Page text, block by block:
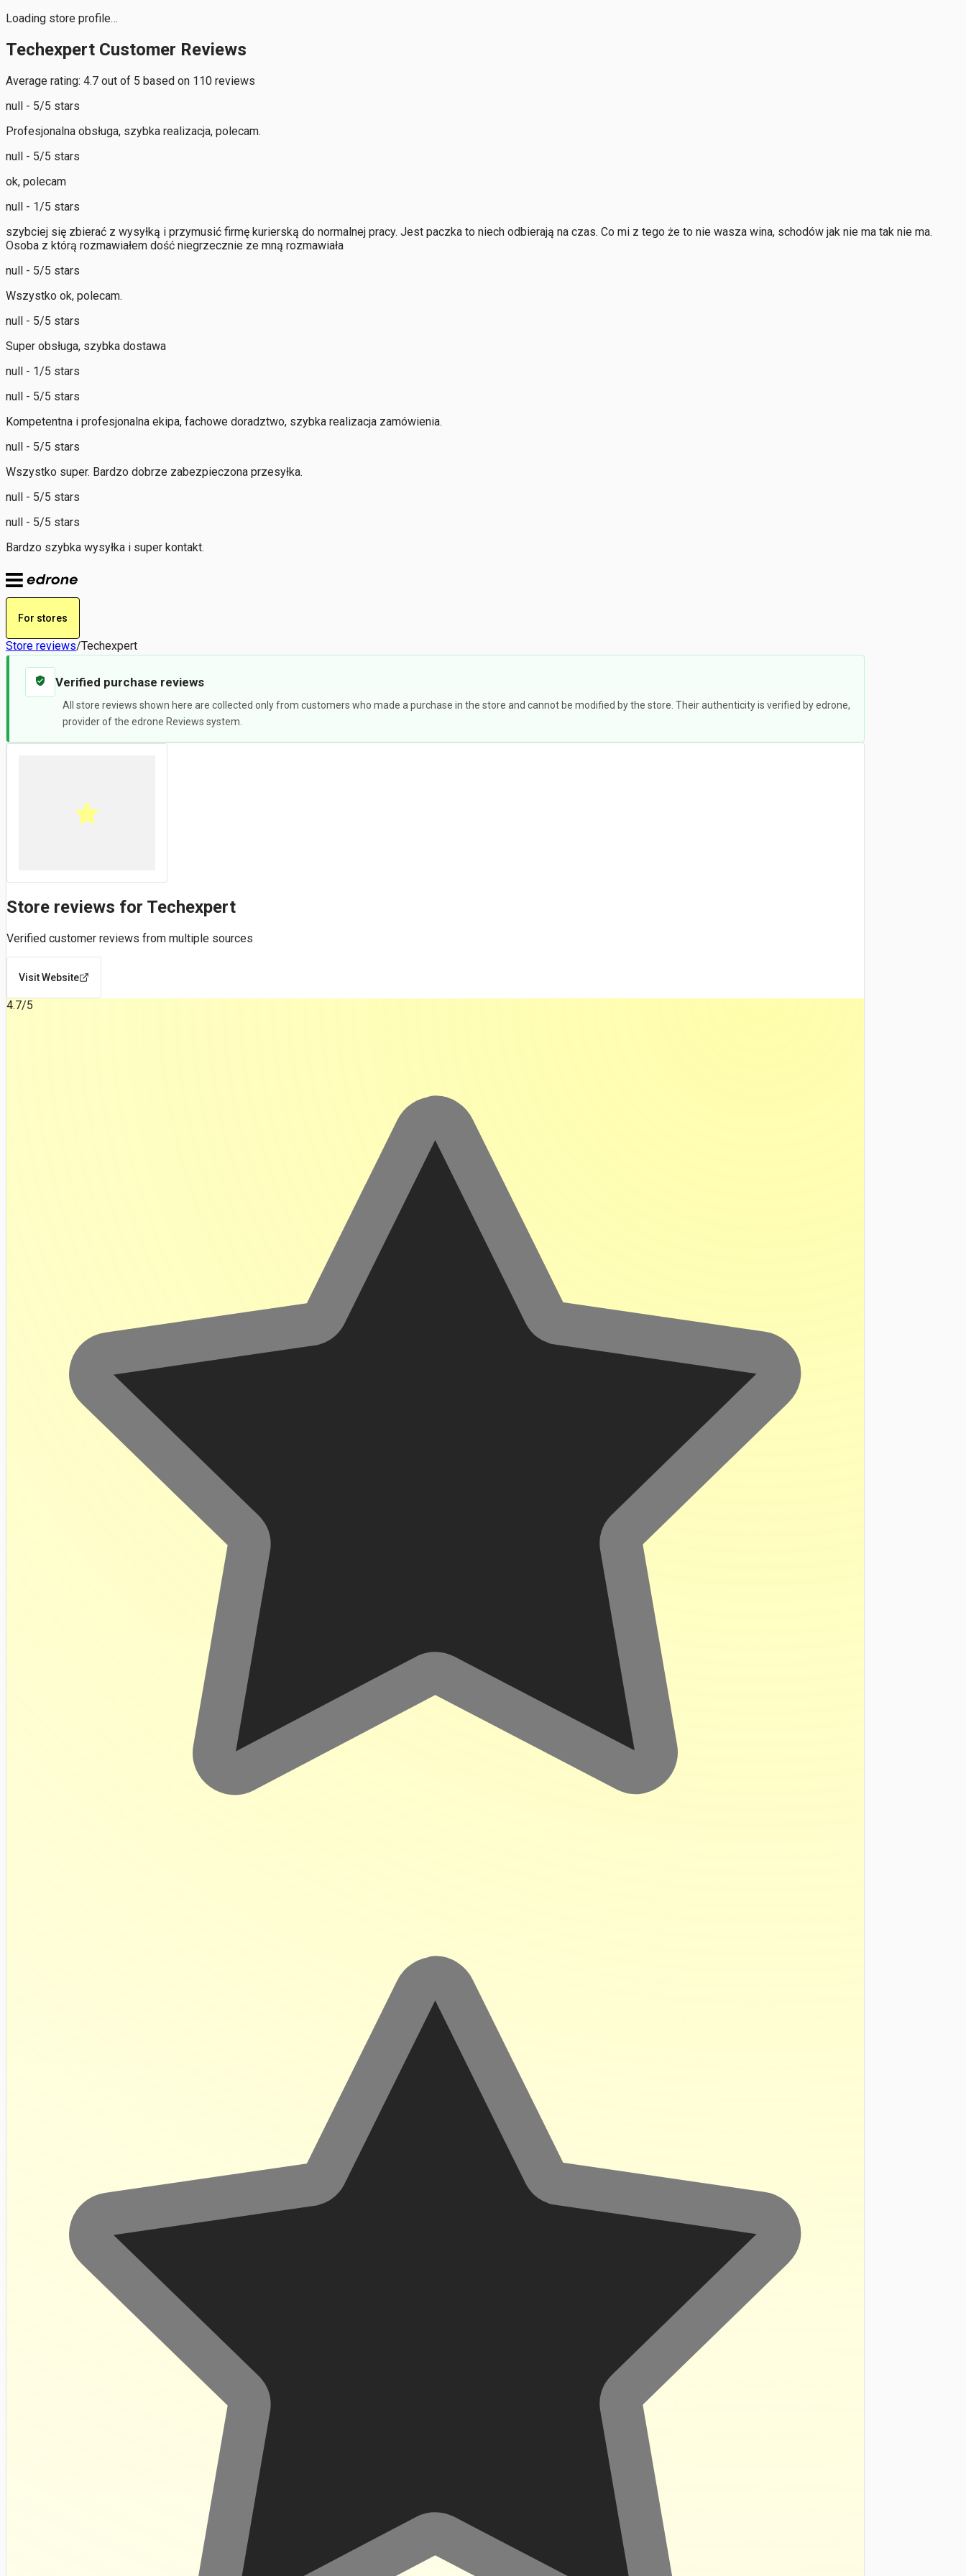
Loading store profile…
Techexpert Customer Reviews
Average rating: 4.7 out of 5 based on 110 reviews
null - 5/5 stars
Profesjonalna obsługa, szybka realizacja, polecam.
null - 5/5 stars
ok, polecam
null - 1/5 stars
szybciej się zbierać z wysyłką i przymusić firmę kurierską do normalnej pracy. Jest paczka to niech odbierają na czas. Co mi z tego że to nie wasza wina, schodów jak nie ma tak nie ma.
Osoba z którą rozmawiałem dość niegrzecznie ze mną rozmawiała
null - 5/5 stars
Wszystko ok, polecam.
null - 5/5 stars
Super obsługa, szybka dostawa
null - 1/5 stars
null - 5/5 stars
Kompetentna i profesjonalna ekipa, fachowe doradztwo, szybka realizacja zamówienia.
null - 5/5 stars
Wszystko super. Bardzo dobrze zabezpieczona przesyłka.
null - 5/5 stars
null - 5/5 stars
Bardzo szybka wysyłka i super kontakt.
For stores
Store reviews/Techexpert
Verified purchase reviews
All store reviews shown here are collected only from customers who made a purchase in the store and cannot be modified by the store. Their authenticity is verified by edrone,
provider of the edrone Reviews system.
Store reviews for Techexpert
Verified customer reviews from multiple sources
Visit Website
4.7/5